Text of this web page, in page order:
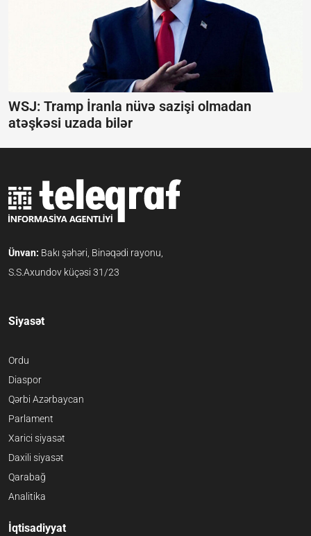
WSJ: Tramp İranla nüvə sazişi olmadan
atəşkəsi uzada bilər
Ünvan: Bakı şəhəri, Binəqədi rayonu,
S.S.Axundov küçəsi 31/23
Siyasət
Ordu
Diaspor
Qərbi Azərbaycan
Parlament
Xarici siyasət
Daxili siyasət
Qarabağ
Analitika
İqtisadiyyat